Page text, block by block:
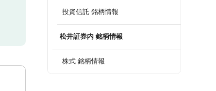
投資信託 銘柄情報
松井証券内 銘柄情報
株式 銘柄情報